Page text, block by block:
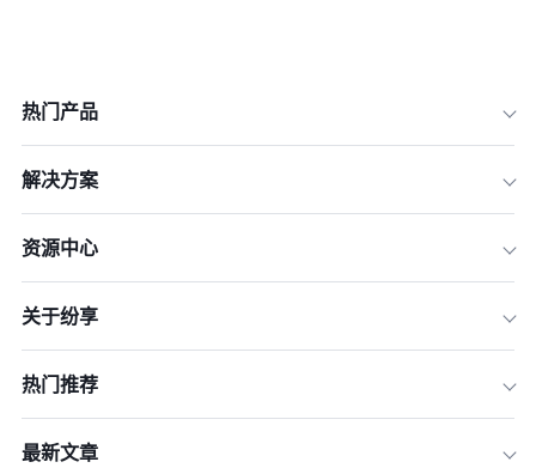
3.提供解决方案型销售
热门产品
解决方案
资源中心
关于纷享
热门推荐
最新文章